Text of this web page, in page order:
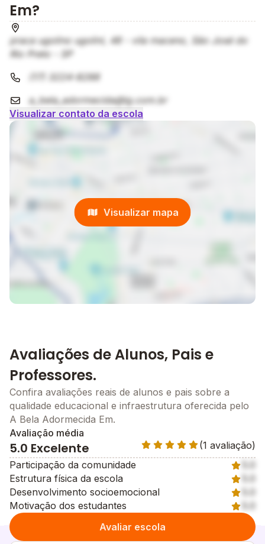
Em?
praca ugolino ugolini, 48 - vila maceno, São José do
Rio Preto - SP
(17) 3224-8288
a_bela_adormecida@ig.com.br
Visualizar contato da escola
Visualizar mapa
Avaliações de Alunos, Pais e
Professores.
Confira avaliações reais de alunos e pais sobre a
qualidade educacional e infraestrutura oferecida pelo
A Bela Adormecida Em.
Avaliação média
5.0 Excelente
(1 avaliação)
Participação da comunidade
Estrutura física da escola
Desenvolvimento socioemocional
Motivação dos estudantes
Avaliar escola